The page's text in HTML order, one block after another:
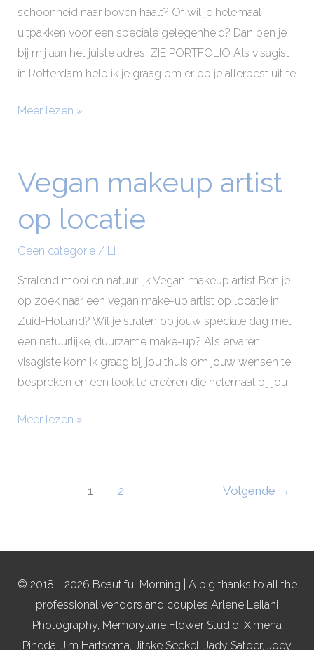
schoonheid naar boven haalt? Of wil je helemaal
uitpakken voor een speciale gelegenheid? Dan ben je
bij mij aan het juiste adres! ZIE PORTFOLIO Als visagist
in Rotterdam help ik je graag om er op je allerbest uit te
Meer lezen »
Vegan makeup artist
op locatie
Geen categorie/ Li
Stralend mooi en natuurlijk Vegan makeup artist Ben je
op zoek naar een vegan make-up artist op locatie in
Zuid-Holland? Wil je stralen op jouw speciale dag met
een natuurlijke, duurzame make-up? Als ervaren
visagiste kom ik graag bij jou thuis om jouw wensen te
bespreken en een look te creëren die helemaal bij jou
Vegan
makeup
artist
locatie
Meer lezen »
1 2 Volgende →
© 2018 - 2026 Beautiful Morning | A big thanks to all the
professional vendors and couples Arlene Leilani
Photography, Memorylane Flower Studio, Ximena
Pineda, Jim Hartsema, Jitske Seckel, Jady Satoer, Joey